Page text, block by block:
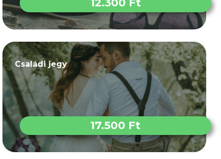
12.300 Ft
Családi jegy
17.500 Ft